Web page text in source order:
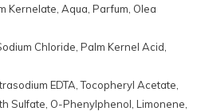
Kernelate, Aqua, Parfum, Olea
Chloride, Palm Kernel Acid,
EDTA, Tocopheryl Acetate,
Sulfate, O-Phenylphenol, Limonene,